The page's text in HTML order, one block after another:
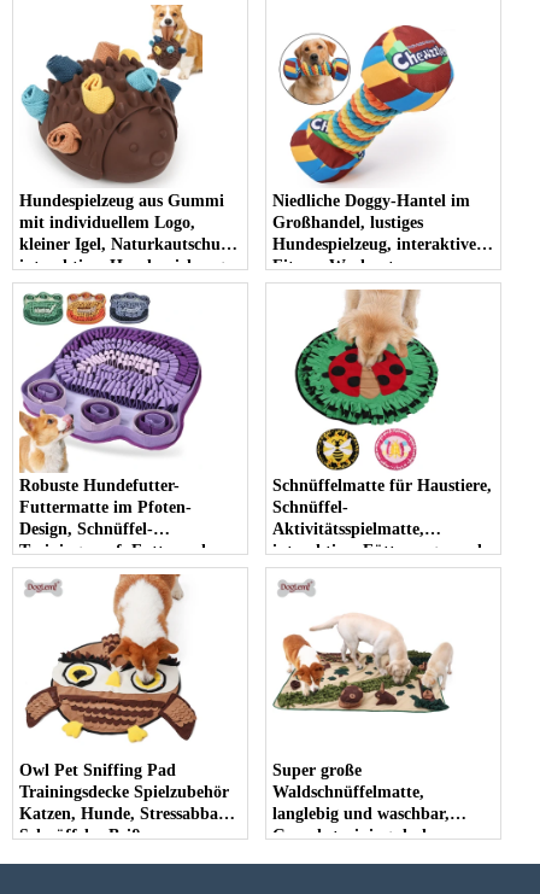
Hundespielzeug aus Gummi
mit individuellem Logo,
kleiner Igel, Naturkautschuk,
interaktives Hundespielzeug,
Kauspielzeug für Hunde
Niedliche Doggy-Hantel im
Großhandel, lustiges
Hundespielzeug, interaktives
Fitness-Workout,
ausgefallenes Kauspielzeug
für Hunde, Hantel
Robuste Hundefutter-
Futtermatte im Pfoten-
Design, Schnüffel-
Trainingsnapf, Futtersuche-
Futtermatte für Haustiere
Schnüffelmatte für Haustiere,
Schnüffel-
Aktivitätsspielmatte,
interaktives Fütterungspuzzle,
langsamer Futterautomat für
Welpen, Katzen, Kaninchen,
Haustier-Schnüffelpads
Owl Pet Sniffing Pad
Trainingsdecke Spielzubehör
Katzen, Hunde, Stressabbau,
Schnüffeln, Beißen,
Super große
Waldschnüffelmatte,
langlebig und waschbar,
Geruchstrainingsdecke,